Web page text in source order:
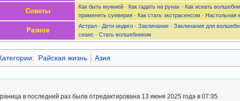
Советы
Как быть мумией · Как гадать на рунах · Как искать
применять суеверия · Как стать экстрасенсом · Настольная
Разное
Астрал · Дети индиго · Заклинание · Заклинания для
сеанс · Стать волшебником
: Райская жизнь Азия
в последний раз была отредактирована 13 июня 2025 года в 07:35.